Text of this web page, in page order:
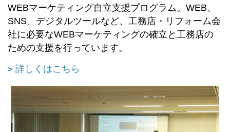
WEBマーケティング自立支援プログラム。WEB、
SNS、デジタルツールなど、工務店・リフォーム会
社に必要なWEBマーケティングの確立と工務店の
ための支援を行っています。
詳しくはこちら